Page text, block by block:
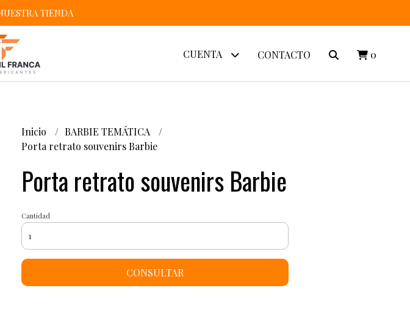
TIENDA
CUENTA CONTACTO 0
Inicio
BARBIE TEMÁTICA
Porta retrato souvenirs Barbie
Porta retrato souvenirs Barbie
Cantidad
CONSULTAR